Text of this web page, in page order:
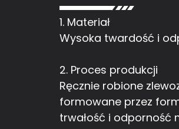
1. Materiał
Wysoka twardość i
2. Proces produkcji
Ręcznie robione
formowane przez
trwałość i odporność